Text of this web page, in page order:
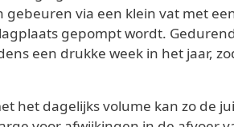
via een klein vat met
gepompt wordt.
een drukke week in het jaar,
het dagelijks volume kan zo de